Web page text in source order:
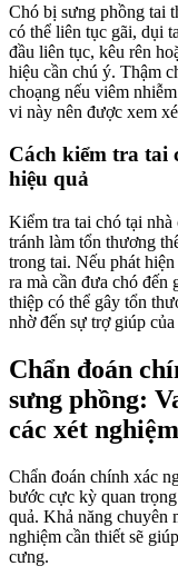
Chó bị sưng phồng tai
có thể liên tục gãi, dụi
đầu liên tục, kêu rên
hiệu cần chú ý. Thậm
choạng nếu viêm
vi này nên được xem
Cách kiểm tra tai
hiệu quả
Kiểm tra tai chó tại nhà
tránh làm tổn thương
trong tai. Nếu phát
ra mà cần đưa chó đến
thiệp có thể gây tổn
nhờ đến sự trợ giúp
Chẩn đoán
sưng phồng:
các xét
Chẩn đoán chính xác
bước cực kỳ quan
quả. Khả năng chuyên
nghiệm cần thiết sẽ
cưng.